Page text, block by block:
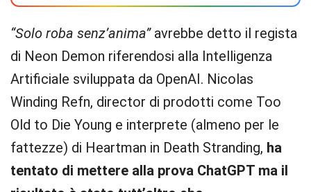
“Solo roba senz’anima”avrebbe detto il regista
di Neon Demon riferendosi alla Intelligenza
Artificiale sviluppata da OpenAI. Nicolas
Winding Refn, director di prodotti come Too
Old to Die Young e interprete (almeno per le
fattezze) di Heartman in Death Stranding, ha
tentato di mettere alla prova ChatGPT ma il